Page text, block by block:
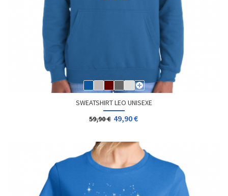
SWEATSHIRT LEO UNISEXE
59,90 € 49,90 €